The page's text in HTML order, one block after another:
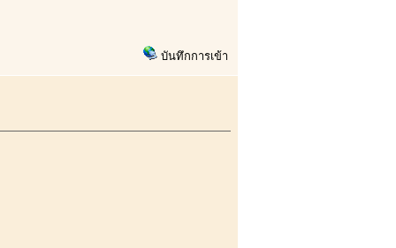
บันทึกการเข้า